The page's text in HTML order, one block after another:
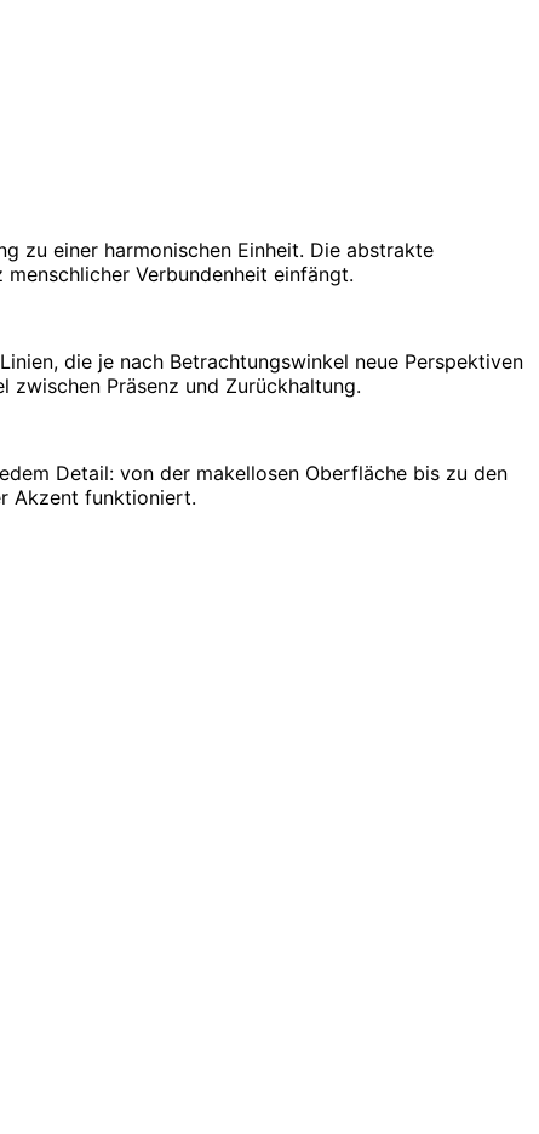
zu einer harmonischen Einheit. Die abstrakte
Verbundenheit einfängt.
die je nach Betrachtungswinkel neue Perspektiven
Präsenz und Zurückhaltung.
Detail: von der makellosen Oberfläche bis zu den
Akzent funktioniert.